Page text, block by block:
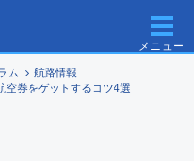
メニュー
ム
航路情報
空券をゲットするコツ4選